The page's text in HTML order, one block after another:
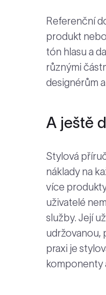
Referenční
produkt
tón hlasu a
různými
designérům
A ještě
Stylová
náklady na
více
uživatelé
služby. Její
udržovanou,
praxi je
komponenty